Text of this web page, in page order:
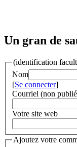
Un gran de
(identification
Nom
[Se connecter]
Courriel (non
Votre site web
Ajoutez votre